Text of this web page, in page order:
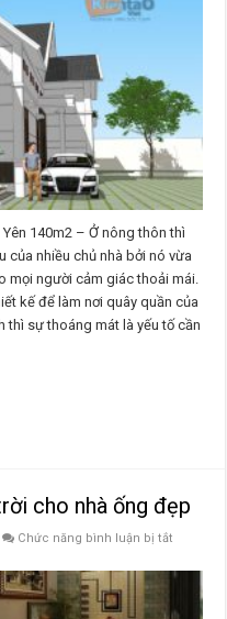
140m2 – Ở nông thôn thì
của nhiều chủ nhà bởi nó vừa
mọi người cảm giác thoải mái.
kế để làm nơi quây quần của
thì sự thoáng mát là yếu tố cần
cho nhà ống đẹp
Chức năng bình luận bị tắt
tiểu
cảnh
giếng